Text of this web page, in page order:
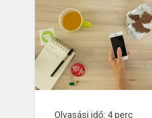
Olvasási idő: 4 perc